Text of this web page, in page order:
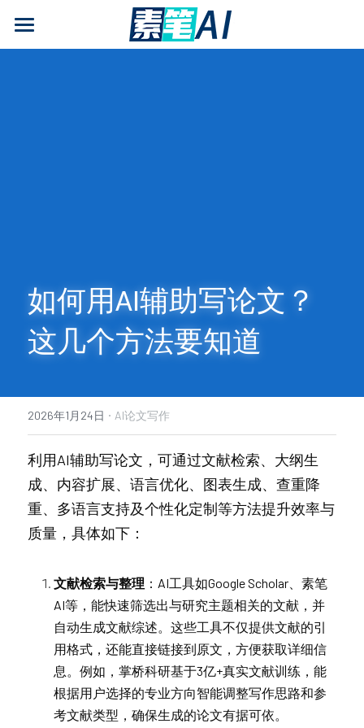
AI论文写作
免费福利
如何用AI辅助写论文？
这几个方法要知道
2026年1月24日 · AI论文写作
利用AI辅助写论文，可通过文献检索、大纲生
成、内容扩展、语言优化、图表生成、查重降
重、多语言支持及个性化定制等方法提升效率与
质量，具体如下：
文献检索与整理 ：AI工具如Google Scholar、素笔
AI等，能快速筛选出与研究主题相关的文献，并
自动生成文献综述。这些工具不仅提供文献的引
用格式，还能直接链接到原文，方便获取详细信
息。例如，掌桥科研基于3亿+真实文献训练，能
根据用户选择的专业方向智能调整写作思路和参
考文献类型，确保生成的论文有据可依。